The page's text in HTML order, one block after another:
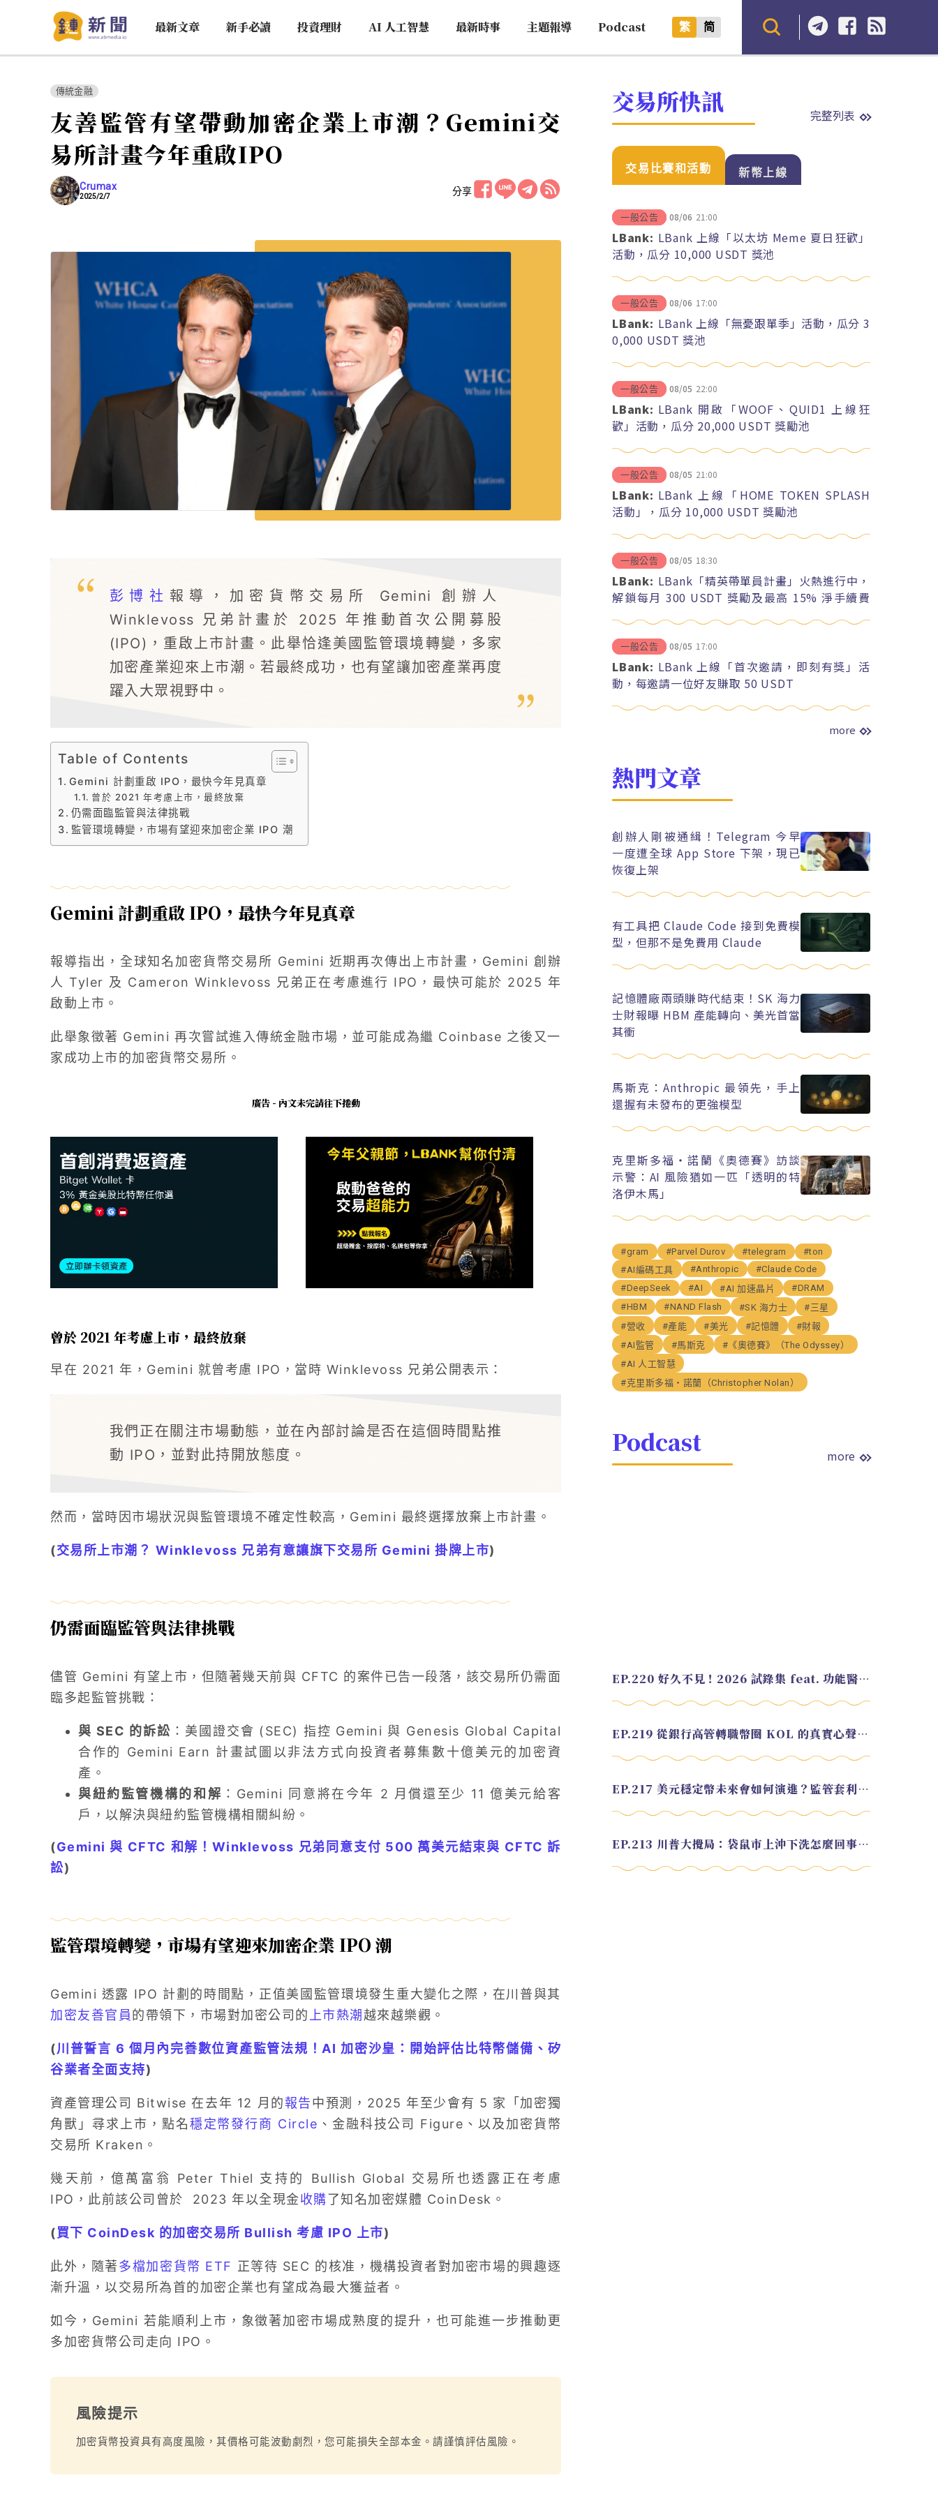
最新文章 新手必讀 投資理財 AI 人工智慧 最新時事 主題報導 Podcast 繁 简
傳統金融
友善監管有望帶動加密企業上市潮？Gemini交
易所計畫今年重啟IPO
Crumax
2025/2/7 分享
彭博社 報導，加密貨幣交易所 Gemini 創辦人
Winklevoss 兄弟計畫於 2025 年推動首次公開募股
(IPO)，重啟上市計畫。此舉恰逢美國監管環境轉變，多家
加密產業迎來上市潮。若最終成功，也有望讓加密產業再度
躍入大眾視野中。
Table of Contents
Gemini 計劃重啟 IPO，最快今年見真章
曾於 2021 年考慮上市，最終放棄
仍需面臨監管與法律挑戰
監管環境轉變，市場有望迎來加密企業 IPO 潮
Gemini 計劃重啟 IPO，最快今年見真章
報導指出，全球知名加密貨幣交易所 Gemini 近期再次傳出上市計畫，Gemini 創辦
人 Tyler 及 Cameron Winklevoss 兄弟正在考慮進行 IPO，最快可能於 2025 年
啟動上市。
此舉象徵著 Gemini 再次嘗試進入傳統金融市場，並可能成為繼 Coinbase 之後又一
家成功上市的加密貨幣交易所。
廣告 - 內文未完請往下捲動
曾於 2021 年考慮上市，最終放棄
早在 2021 年，Gemini 就曾考慮 IPO，當時 Winklevoss 兄弟公開表示：
我們正在關注市場動態，並在內部討論是否在這個時間點推
動 IPO，並對此持開放態度。
然而，當時因市場狀況與監管環境不確定性較高，Gemini 最終選擇放棄上市計畫。
(交易所上市潮？ Winklevoss 兄弟有意讓旗下交易所 Gemini 掛牌上市)
仍需面臨監管與法律挑戰
儘管 Gemini 有望上市，但隨著幾天前與 CFTC 的案件已告一段落，該交易所仍需面
臨多起監管挑戰：
與 SEC 的訴訟 ：美國證交會 (SEC) 指控 Gemini 與 Genesis Global Capital
合作的 Gemini Earn 計畫試圖以非法方式向投資者募集數十億美元的加密資
產。
與紐約監管機構的和解 ：Gemini 同意將在今年 2 月償還至少 11 億美元給客
戶，以解決與紐約監管機構相關糾紛。
(Gemini 與 CFTC 和解！Winklevoss 兄弟同意支付 500 萬美元結束與 CFTC 訴
訟)
監管環境轉變，市場有望迎來加密企業 IPO 潮
Gemini 透露 IPO 計劃的時間點，正值美國監管環境發生重大變化之際，在川普與其
加密友善官員的帶領下，市場對加密公司的 上市熱潮越來越樂觀。
(川普誓言 6 個月內完善數位資產監管法規！AI 加密沙皇：開始評估比特幣儲備、矽
谷業者全面支持)
資產管理公司 Bitwise 在去年 12 月的報告中預測，2025 年至少會有 5 家「加密獨
角獸」尋求上市，點名穩定幣發行商 Circle 、金融科技公司 Figure、以及加密貨幣
交易所 Kraken。
幾天前，億萬富翁 Peter Thiel 支持的 Bullish Global 交易所也透露正在考慮
IPO，此前該公司曾於 2023 年以全現金收購了知名加密媒體 CoinDesk。
(買下 CoinDesk 的加密交易所 Bullish 考慮 IPO 上市)
此外，隨著多檔加密貨幣 ETF 正等待 SEC 的核准，機構投資者對加密市場的興趣逐
漸升溫，以交易所為首的加密企業也有望成為最大獲益者。
如今，Gemini 若能順利上市，象徵著加密市場成熟度的提升，也可能進一步推動更
多加密貨幣公司走向 IPO。
風險提示
加密貨幣投資具有高度風險，其價格可能波動劇烈，您可能損失全部本金。請謹慎評估風險。
交易所快訊 完整列表
交易比賽和活動 新幣上線
一般公告 08/06 21:00
LBank: LBank 上線「以太坊 Meme 夏日狂歡」
活動，瓜分 10,000 USDT 獎池
一般公告 08/06 17:00
LBank: LBank 上線「無憂跟單季」活動，瓜分 3
0,000 USDT 獎池
一般公告 08/05 22:00
LBank: LBank 開啟「WOOF、QUID1 上線狂
歡」活動，瓜分 20,000 USDT 獎勵池
一般公告 08/05 21:00
LBank: LBank 上線「HOME TOKEN SPLASH
活動」，瓜分 10,000 USDT 獎勵池
一般公告 08/05 18:30
LBank: LBank「精英帶單員計畫」火熱進行中，
解鎖每月 300 USDT 獎勵及最高 15% 淨手續費
一般公告 08/05 17:00
LBank: LBank 上線「首次邀請，即刻有獎」活
動，每邀請一位好友賺取 50 USDT
more
熱門文章
創辦人剛被通緝！Telegram 今早
一度遭全球 App Store 下架，現已
恢復上架
有工具把 Claude Code 接到免費模
型，但那不是免費用 Claude
記憶體廠兩頭賺時代結束！SK 海力
士財報曝 HBM 產能轉向、美光首當
其衝
馬斯克：Anthropic 最領先，手上
還握有未發布的更強模型
克里斯多福・諾蘭《奧德賽》訪談
示警：AI 風險猶如一匹「透明的特
洛伊木馬」
#gram #Parvel Durov #telegram
#ton
#AI編碼工具
#Anthropic
#Claude Code
#DeepSeek
#AI #AI 加速晶片
#DRAM
#HBM
#NAND Flash #SK 海力士
#三星
#營收
#產能 #美光 #記憶體
#財報
#AI監管
#馬斯克
#《奧德賽》（The Odyssey）
#AI 人工智慧
#克里斯多福・諾蘭（Christopher Nolan）
Podcast more
EP.220 好久不見！2026 試錄集 feat. 功能醫學營養師 美寶
EP.219 從銀行高管轉職幣圈 KOL 的真實心聲 feat.龜大
EP.217 美元穩定幣未來會如何演進？監管套利終將收斂？feat. 研究員 余哲安
EP.213 川普大攪局：袋鼠市上沖下洗怎麼回事？feat. Alvin